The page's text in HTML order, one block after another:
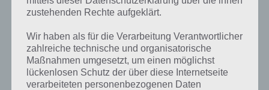
4 Bilder 1 Wort, doch welche Bedeutung hat dieses eigentlich und
was gibt es dazu zu wissen? Passt das Wort auch zu Guten Appetit?
Zu bestimmten Lösungen präsentieren wir daher auch immer eine
kurze Begriffserklärung!
zustehenden Rechte aufgeklärt.
Wir haben als für die Verarbeitung Verantwortlicher
zahlreiche technische und organisatorische
Maßnahmen umgesetzt, um einen möglichst
lückenlosen Schutz der über diese Internetseite
verarbeiteten personenbezogenen Daten